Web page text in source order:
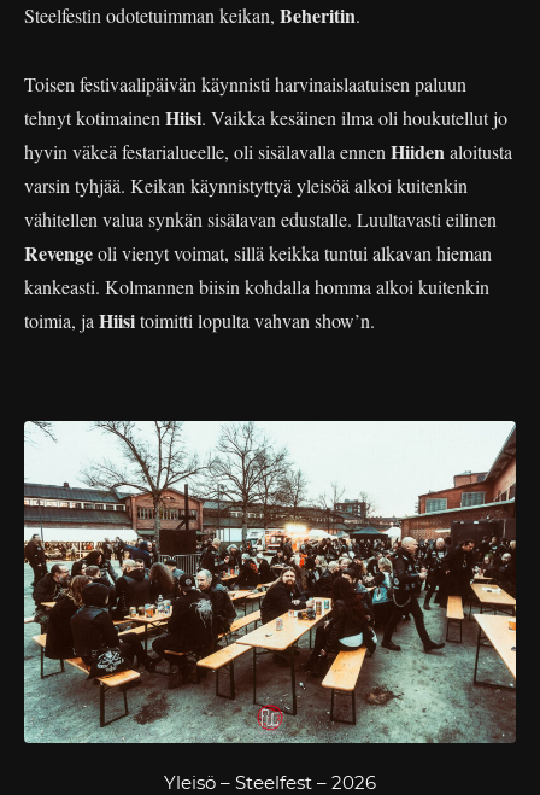
Steelfestin odotetuimman keikan, Beheritin.
Toisen festivaalipäivän käynnisti harvinaislaatuisen paluun
tehnyt kotimainen Hiisi. Vaikka kesäinen ilma oli houkutellut jo
hyvin väkeä festarialueelle, oli sisälavalla ennen Hiidenaloitusta
varsin tyhjää. Keikan käynnistyttyä yleisöä alkoi kuitenkin
vähitellen valua synkän sisälavan edustalle. Luultavasti eilinen
Revengeoli vienyt voimat, sillä keikka tuntui alkavan hieman
kankeasti. Kolmannen biisin kohdalla homma alkoi kuitenkin
toimia, ja Hiisitoimitti lopulta vahvan show’n.
Yleisö – Steelfest – 2026